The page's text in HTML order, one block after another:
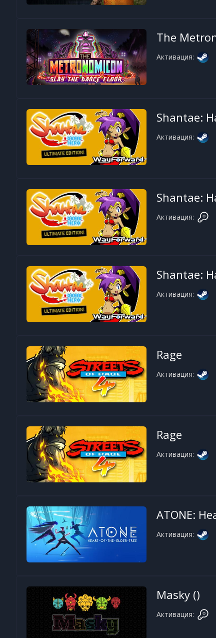
The
Активация:
Shantae:
Активация:
Shantae:
Активация:
Shantae:
Активация:
Rage
Активация:
Rage
Активация:
ATONE:
Активация:
Masky ()
Активация: